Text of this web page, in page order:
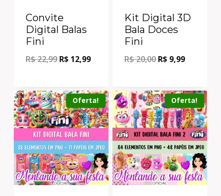
Convite
Digital Balas
Fini
R$22,99 R$ 12,99
Kit Digital 3D
Bala Doces
Fini
R$20,00 R$ 9,99
Oferta! Oferta!